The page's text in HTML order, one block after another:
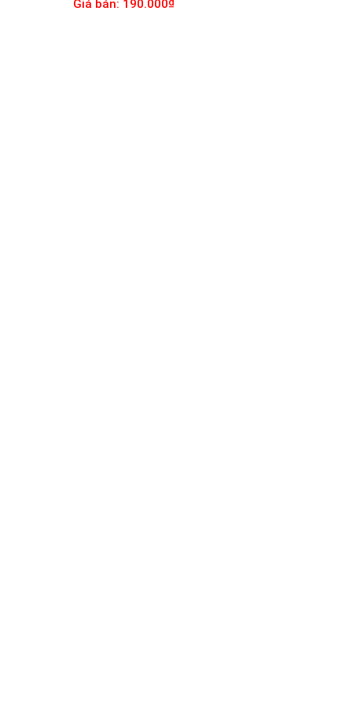
Giá bán: 190.000